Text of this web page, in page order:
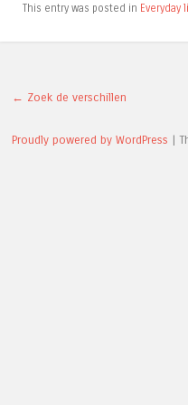
This entry was posted in Everyday
Post navigation
← Zoek de verschillen
Proudly powered by WordPress |